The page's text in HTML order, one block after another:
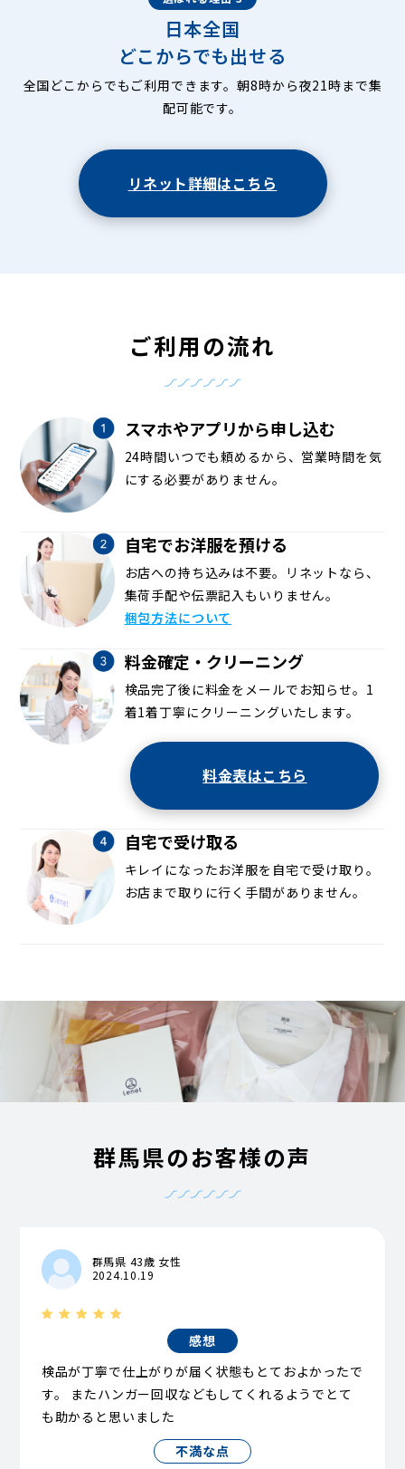
日本全国
どこからでも出せる
全国どこからでもご利用できます。朝8時から夜21時まで集
配可能です。
リネット詳細はこちら
ご利用の流れ
スマホやアプリから申し込む
24時間いつでも頼めるから、営業時間を気
にする必要がありません。
自宅でお洋服を預ける
お店への持ち込みは不要。リネットなら、
集荷手配や伝票記入もいりません。
梱包方法について
料金確定・クリーニング
検品完了後に料金をメールでお知らせ。1
着1着丁寧にクリーニングいたします。
料金表はこちら
自宅で受け取る
キレイになったお洋服を自宅で受け取り。
お店まで取りに行く手間がありません。
群馬県のお客様の声
群馬県 43歳 女性
2024.10.19
感想
検品が丁寧で仕上がりが届く状態もとておよかったで
す。 またハンガー回収などもしてくれるようでとて
も助かると思いました
不満な点